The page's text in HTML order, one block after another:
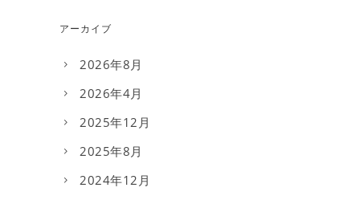
アーカイブ
2026年8月
2026年4月
2025年12月
2025年8月
2024年12月